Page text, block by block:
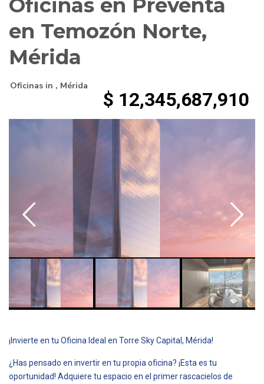
Oficinas en Preventa
en Temozón Norte,
Mérida
Oficinas in , Mérida
$ 12,345,687,910
¡Invierte en tu Oficina Ideal en Torre Sky Capital, Mérida!
¿Has pensado en invertir en tu propia oficina? ¡Esta es tu
oportunidad! Adquiere tu espacio en el primer rascacielos de